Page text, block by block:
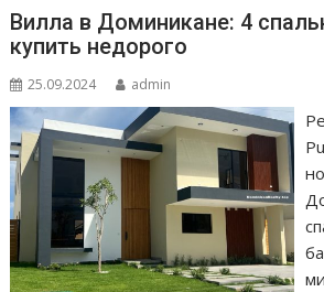
Вилла в Доминикане: 4
купить недорого
25.09.2024 admin